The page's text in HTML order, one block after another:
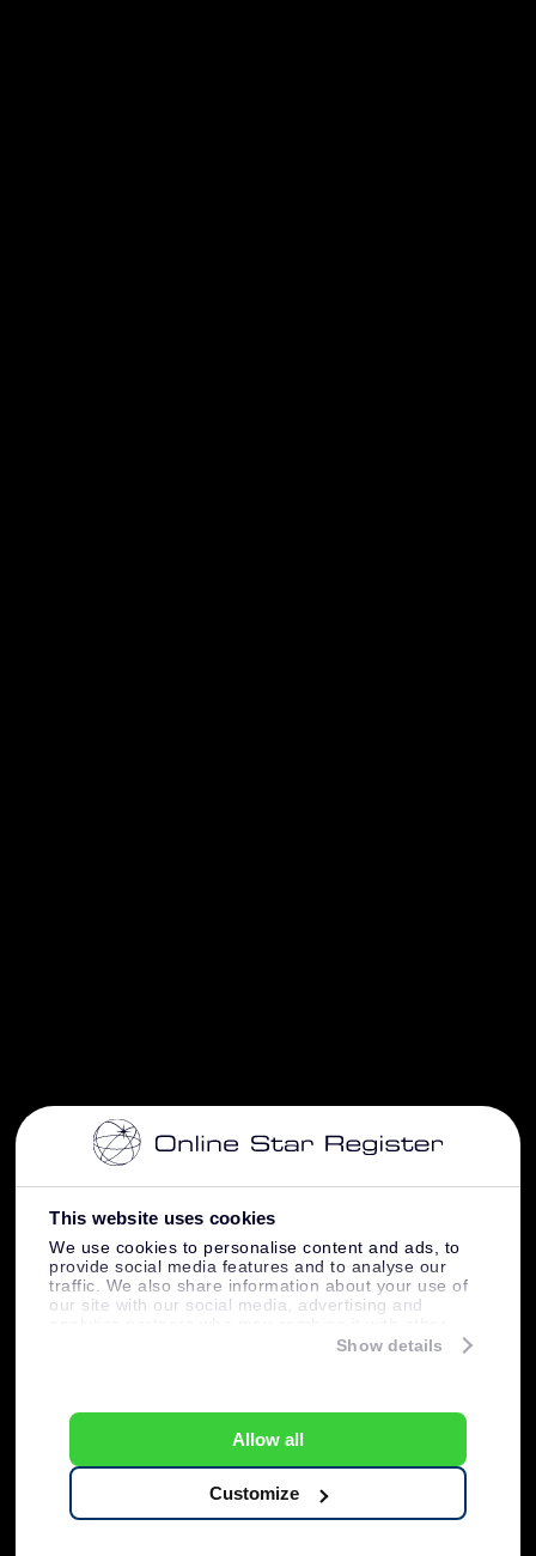
This website uses cookies
We use cookies to personalise content and ads, to
provide social media features and to analyse our
traffic. We also share information about your use of
our site with our social media, advertising and
information that you’ve provided to them or that
Show details
Allow all
Customize